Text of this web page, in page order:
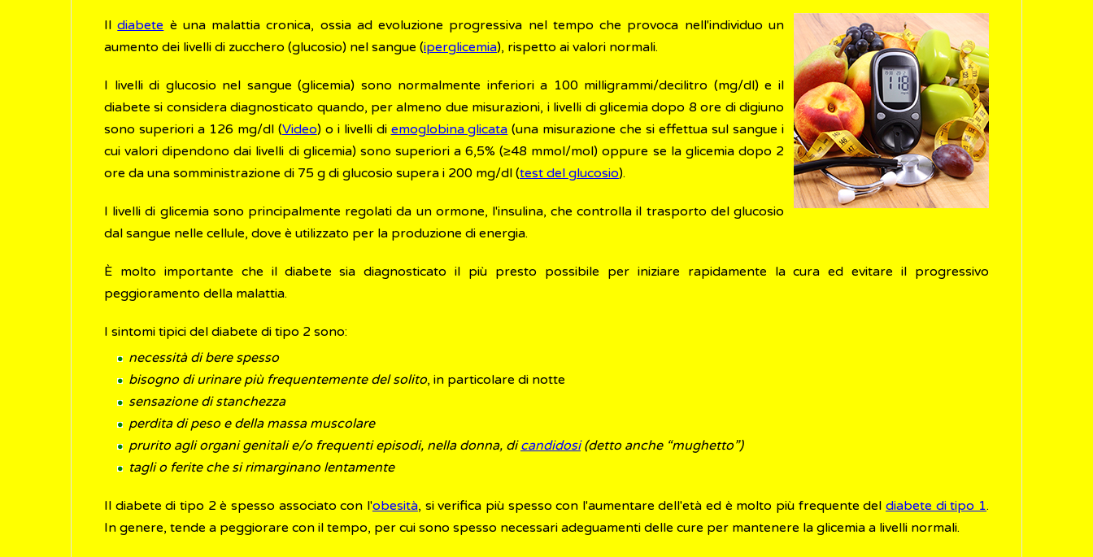
Ildiabete è una malattia cronica, ossia ad evoluzione progressiva nel tempo che provoca nell'individuo un
aumento dei livelli di zucchero (glucosio) nel sangue (iperglicemia), rispetto ai valori normali.
I livelli di glucosio nel sangue (glicemia) sono normalmente inferiori a 100 milligrammi/decilitro (mg/dl) e il
diabete si considera diagnosticato quando, per almeno due misurazioni, i livelli di glicemia dopo 8 ore di digiuno
sono superiori a 126 mg/dl (Video) o i livelli di emoglobina glicata (una misurazione che si effettua sul sangue i
cui valori dipendono dai livelli di glicemia) sono superiori a 6,5% (≥48 mmol/mol) oppure se la glicemia dopo 2
ore da una somministrazione di 75 g di glucosio supera i 200 mg/dl (test del glucosio).
I livelli di glicemia sono principalmente regolati da un ormone, l'insulina, che controlla il trasporto del glucosio
dal sangue nelle cellule, dove è utilizzato per la produzione di energia.
È molto importante che il diabete sia diagnosticato il più presto possibile per iniziare rapidamente la cura ed evitare il progressivo
peggioramento della malattia.
I sintomi tipici del diabete di tipo 2 sono:
necessità di bere spesso
bisogno di urinare più frequentemente del solito, in particolare di notte
sensazione di stanchezza
perdita di peso e della massa muscolare
prurito agli organi genitali e/o frequenti episodi, nella donna, dicandidosi(detto anche “mughetto”)
tagli o ferite che si rimarginano lentamente
Il diabete di tipo 2 è spesso associato con l'obesità, si verifica più spesso con l'aumentare dell'età ed è molto più frequente deldiabete di tipo 1.
In genere, tende a peggiorare con il tempo, per cui sono spesso necessari adeguamenti delle cure per mantenere la glicemia a livelli normali.